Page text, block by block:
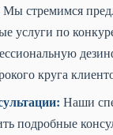
Мы стремимся
услуги по
круга
Наши
подробные